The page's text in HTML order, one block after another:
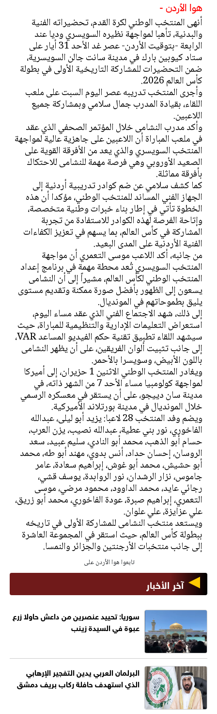
هوا الأردن -
أنهى المنتخب الوطني لكرة القدم، تحضيراته الفنية
والبدنية، تأهبا لمواجهة نظيره السويسري وديا عند
الرابعة -بتوقيت الأردن- عصر غد الأحد 31 أيار على
ستاد كيوبين بارك في مدينة سانت جالن السويسرية،
ضمن التحضيرات للمشاركة التاريخية الأولى في بطولة
كأس العالم 2026.
وأجرى المنتخب تدريبه عصر اليوم السبت على ملعب
اللقاء، بقيادة المدرب جمال سلامي وبمشاركة جميع
اللاعبين.
وأكد مدرب النشامى خلال المؤتمر الصحفي الذي عقد
في ملعب المباراة أن اللاعبين على جاهزية عالية لمواجهة
المنتخب السويسري والذي يعد من الأفرقة القوية على
الصعيد الأوروبي وهي فرصة مهمة للنشامى للاحتكاك
بأفرقة مماثلة.
كما كشف سلامي عن ضم كوادر تدريبية أردنية إلى
الجهاز الفني المساند للمنتخب الوطني، مؤكدا أن هذه
الخطوة تأتي في إطار بناء خبرات وطنية متخصصة،
وإتاحة الفرصة لهذه الكوادر للاستفادة من تجربة
المشاركة في كأس العالم، بما يسهم في تعزيز الكفاءات
الفنية الأردنية على المدى البعيد.
من جانبه، أكد اللاعب موسى التعمري أن مواجهة
المنتخب السويسري تُعد محطة مهمة في برنامج إعداد
المنتخب الوطني لكأس العالم، مشيراً إلى أن النشامى
يسعون إلى الظهور بأفضل صورة ممكنة وتقديم مستوى
يليق بطموحاتهم في المونديال.
إلى ذلك، شهد الاجتماع الفني الذي عقد مساء اليوم،
استعراض التعليمات الإدارية والتنظيمية للمباراة، حيث
سيشهد اللقاء تطبيق تقنية حكم الفيديو المساعد VAR،
إلى جانب تثبيت ألوان الفريقين، على أن يظهر النشامى
باللون الأبيض، وسويسرا بالأحمر.
ويغادر المنتخب الوطني الاثنين 1 حزيران، إلى أميركا
لمواجهة كولومبيا مساء الأحد 7 من الشهر ذاته، في
مدينة سان دييجو، على أن يستقر في معسكره الرسمي
خلال المونديال في مدينة بورتلاند الأميركية.
ويضم وفد المنتخب 28 لاعبا: يزيد أبو ليلى، عبدالله
الفاخوري، نور بني عطية، عبدالله نصيب، يزن العرب،
حسام أبو الذهب، محمد أبو النادي، سليم عبيد، سعد
الروسان، إحسان حداد، أنس بدوي، مهند أبو طه، محمد
أبو حشيش، محمد أبو غوش، إبراهيم سعادة، عامر
جاموس، نزار الرشدان، نور الروابدة، يوسف قشي،
رجائي عايد، محمد الداوود، محمود مرضي، موسى
التعمري، إبراهيم صبرة، عودة الفاخوري، محمد أبو زريق،
علي عزايزة، علي علوان.
ويستعد منتخب النشامى للمشاركة الأولى في تاريخه
ببطولة كأس العالم، حيث استقر في المجموعة العاشرة
إلى جانب منتخبات الأرجنتين والجزائر والنمسا.
تابعوا هوا الأردن على
آخر الأخبار
سوريا: تحييد عنصرين من داعش حاولا زرع
عبوة في السيدة زينب
البرلمان العربي يدين التفجير الإرهابي
الذي استهدف حافلة ركاب بريف دمشق